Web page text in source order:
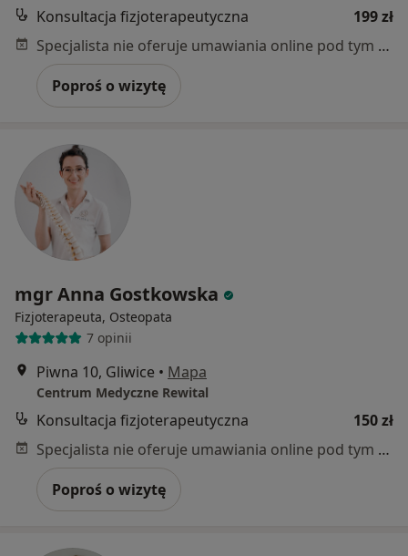
Konsultacja fizjoterapeutyczna
199 zł
Specjalista nie oferuje umawiania online pod tym adresem.
Poproś o wizytę
mgr Anna Gostkowska
Fizjoterapeuta, Osteopata
7 opinii
Piwna 10, Gliwice • Mapa
Centrum Medyczne Rewital
Konsultacja fizjoterapeutyczna
150 zł
Specjalista nie oferuje umawiania online pod tym adresem.
Poproś o wizytę